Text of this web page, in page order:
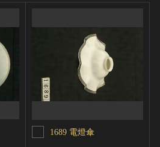
1689 電燈傘